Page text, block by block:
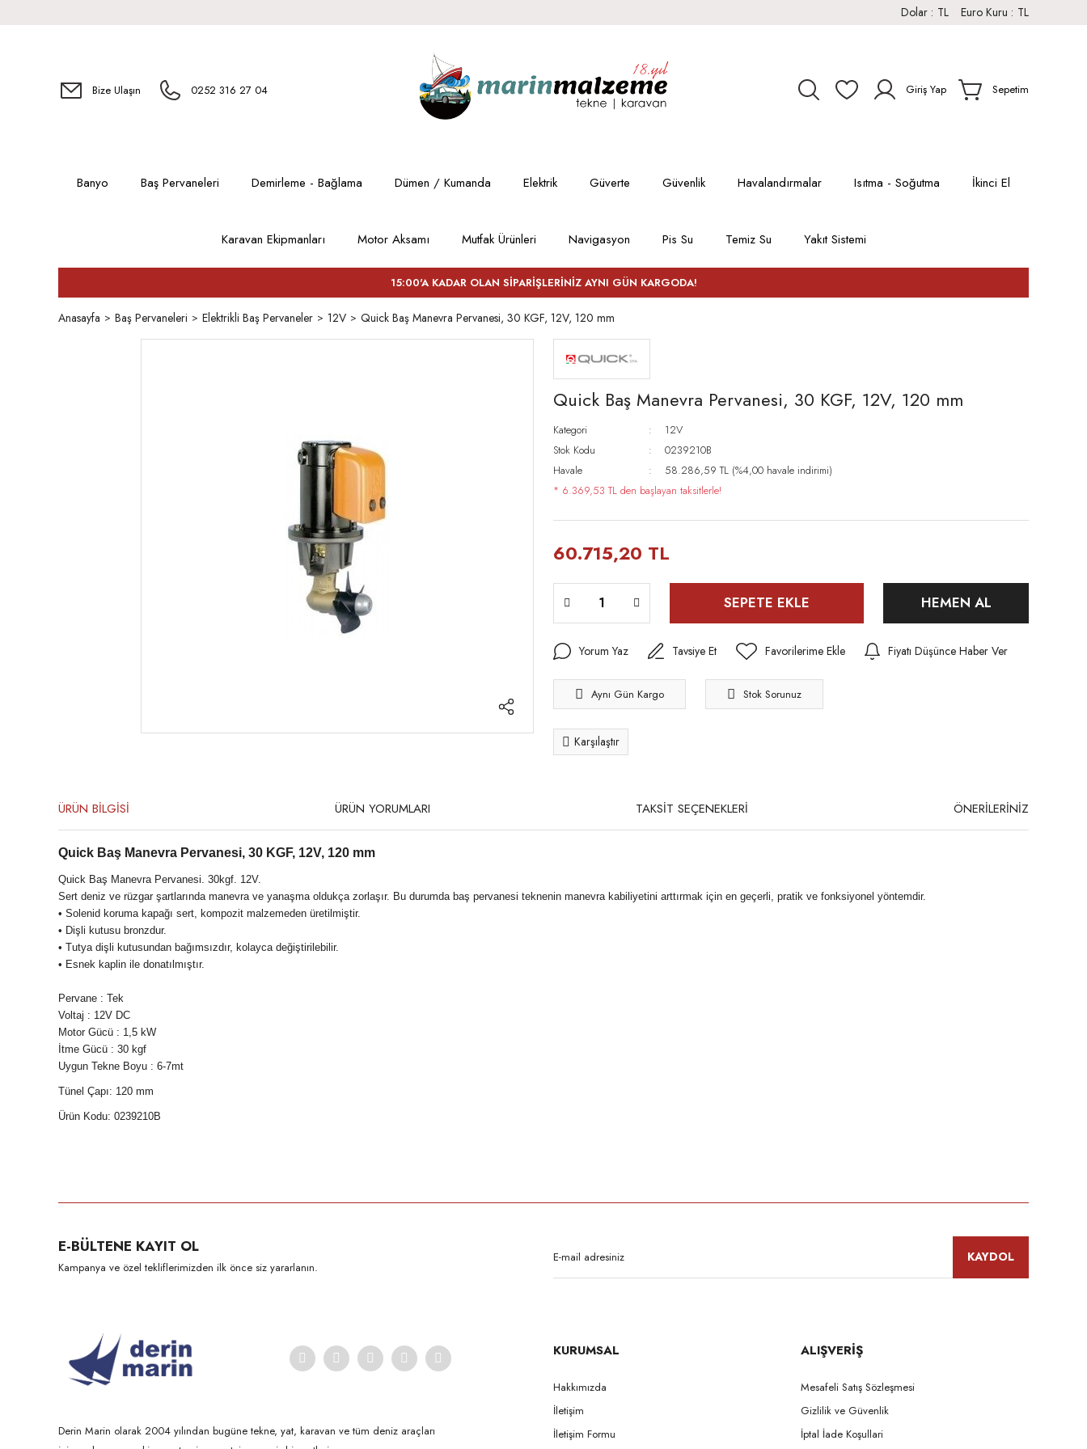
Dolar : TL Euro Kuru : TL
Bize Ulaşın 0252 316 27 04 Giriş Yap Sepetim
Banyo Baş Pervaneleri Demirleme - Bağlama Dümen / Kumanda Elektrik Güverte Güvenlik Havalandırmalar Isıtma - Soğutma İkinci El
Karavan Ekipmanları Motor Aksamı Mutfak Ürünleri Navigasyon Pis Su Temiz Su Yakıt Sistemi
15:00'A KADAR OLAN SİPARİŞLERİNİZ AYNI GÜN KARGODA!
Anasayfa Baş Pervaneleri Elektrikli Baş Pervaneler 12V Quick Baş Manevra Pervanesi, 30 KGF, 12V, 120 mm
Quick Baş Manevra Pervanesi, 30 KGF, 12V, 120 mm
Kategori
12V
Stok Kodu
0239210B
Havale
58.286,59 TL (%4,00 havale indirimi)
* 6.369,53 TL den başlayan taksitlerle!
60.715,20 TL
SEPETE EKLE HEMEN AL
Yorum Yaz Tavsiye Et Fiyatı Düşünce Haber Ver
Aynı Gün Kargo Stok Sorunuz
Karşılaştır
ÜRÜN BİLGİSİ ÜRÜN YORUMLARI TAKSİT SEÇENEKLERİ ÖNERİLERİNİZ
Quick Baş Manevra Pervanesi, 30 KGF, 12V, 120 mm
Quick Baş Manevra Pervanesi. 30kgf. 12V.
Sert deniz ve rüzgar şartlarında manevra ve yanaşma oldukça zorlaşır. Bu durumda baş pervanesi teknenin manevra kabiliyetini arttırmak için en geçerli, pratik ve fonksiyonel yöntemdir.
• Solenid koruma kapağı sert, kompozit malzemeden üretilmiştir.
• Dişli kutusu bronzdur.
• Tutya dişli kutusundan bağımsızdır, kolayca değiştirilebilir.
• Esnek kaplin ile donatılmıştır.
Pervane : Tek
Voltaj : 12V DC
Motor Gücü : 1,5 kW
İtme Gücü : 30 kgf
Uygun Tekne Boyu : 6-7mt
Tünel Çapı: 120 mm
Ürün Kodu: 0239210B
Ürün açıklamasında eksik bilgiler bulunuyor.
Ürün bilgilerinde hatalar bulunuyor.
E-BÜLTENE KAYIT OL
Kampanya ve özel tekliflerimizden ilk önce siz yararlanın.
KAYDOL
Derin Marin olarak 2004 yılından bugüne tekne, yat, karavan ve tüm deniz araçları
KURUMSAL
Hakkımızda
İletişim
İletişim Formu
ALIŞVERİŞ
Mesafeli Satış Sözleşmesi
Gizlilik ve Güvenlik
İptal İade Koşullari